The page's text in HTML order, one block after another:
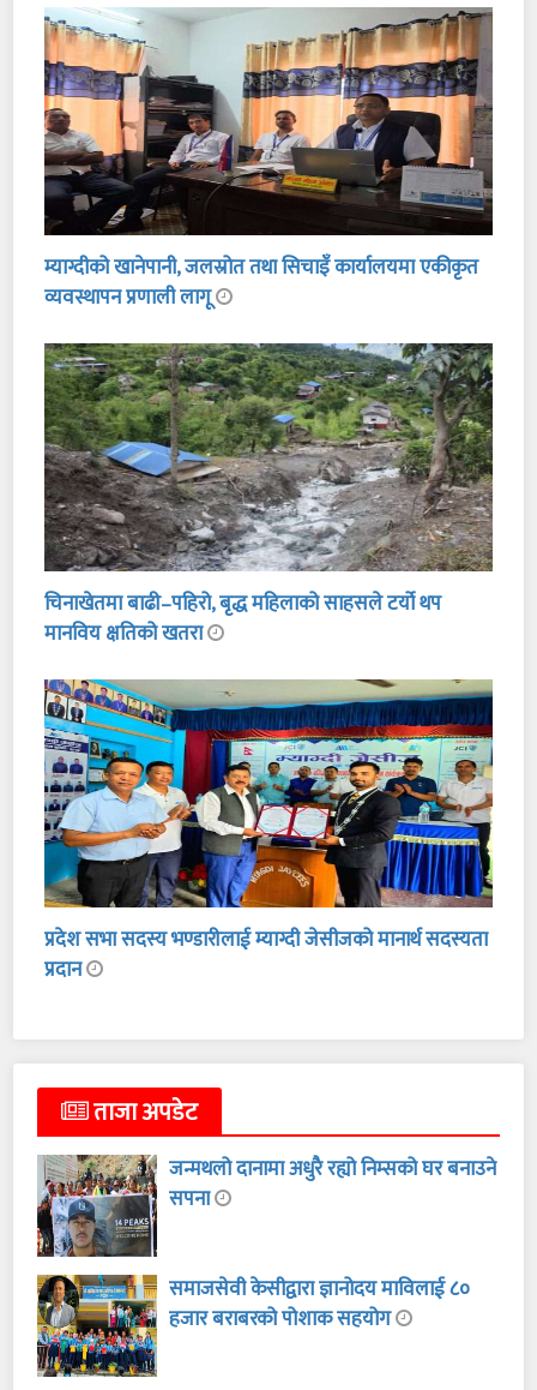
म्याग्दीको खानेपानी, जलस्रोत तथा सिचाइँ कार्यालयमा एकीकृत
व्यवस्थापन प्रणाली लागू
चिनाखेतमा बाढी–पहिरो, बृद्ध महिलाको साहसले टर्यो थप
मानविय क्षतिको खतरा
प्रदेश सभा सदस्य भण्डारीलाई म्याग्दी जेसीजको मानार्थ सदस्यता
प्रदान
ताजा अपडेट
जन्मथलो दानामा अधुरै रह्यो निम्सको घर बनाउने
सपना
समाजसेवी केसीद्वारा ज्ञानोदय माविलाई ८०
हजार बराबरको पोशाक सहयोग